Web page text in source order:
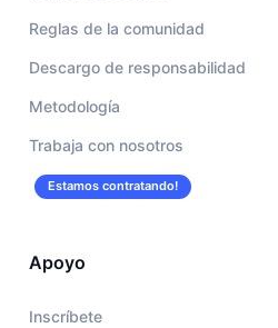
Reglas de la comunidad
Descargo de responsabilidad
Metodología
Trabaja con nosotros
Estamos contratando!
Apoyo
Inscríbete